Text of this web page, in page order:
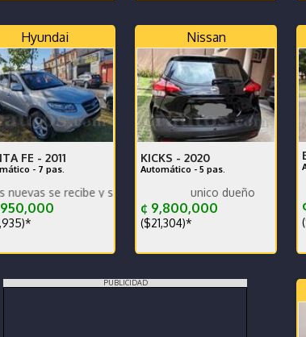
Hyundai
FE - 2011
- 7 pas.
y se financia traspaso incluido en efectivo
Nissan
KICKS - 2020
Automático - 5 pas.
¢ 9,800,000
($21,304)*
PUBLICIDAD